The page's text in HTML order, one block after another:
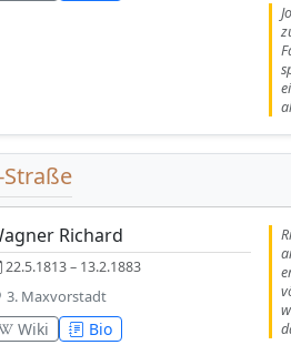
Richard
22.5.1813 – 13.2.1883
3. Maxvorstadt
Wiki Bio